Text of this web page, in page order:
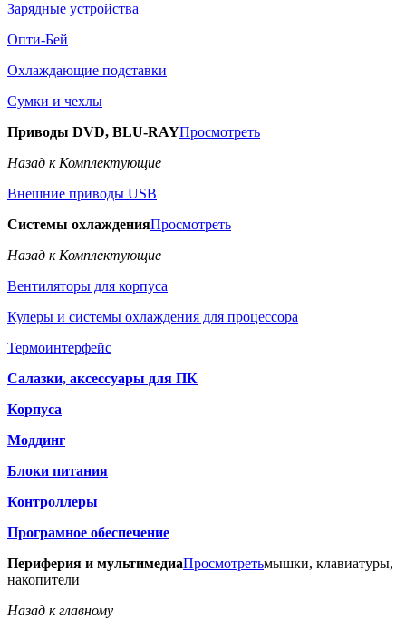
Зарядные устройства
Опти-Бей
Охлаждающие подставки
Сумки и чехлы
Приводы DVD, BLU-RAYПросмотреть
Назад к Комплектующие
Внешние приводы USB
Системы охлажденияПросмотреть
Назад к Комплектующие
Вентиляторы для корпуса
Кулеры и системы охлаждения для процессора
Термоинтерфейс
Салазки, аксессуары для ПК
Корпуса
Моддинг
Блоки питания
Контроллеры
Програмное обеспечение
Периферия и мультимедиаПросмотретьмышки, клавиатуры,
накопители
Назад к главному